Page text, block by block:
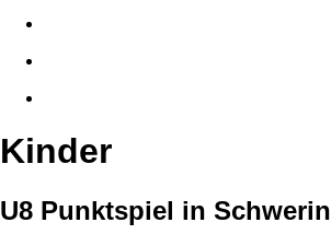
Kinder
U8 Punktspiel in Schwerin